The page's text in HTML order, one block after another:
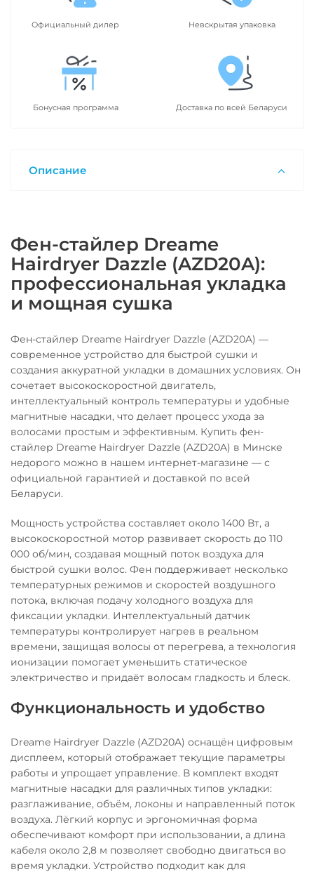
Официальный дилер Невскрытая упаковка
Бонусная программа Доставка по всей Беларуси
Описание
Фен-стайлер Dreame
Hairdryer Dazzle (AZD20A):
профессиональная укладка
и мощная сушка
Фен-стайлер Dreame Hairdryer Dazzle (AZD20A) —
современное устройство для быстрой сушки и
создания аккуратной укладки в домашних условиях. Он
сочетает высокоскоростной двигатель,
интеллектуальный контроль температуры и удобные
магнитные насадки, что делает процесс ухода за
волосами простым и эффективным. Купить фен-
стайлер Dreame Hairdryer Dazzle (AZD20A) в Минске
недорого можно в нашем интернет-магазине — с
официальной гарантией и доставкой по всей
Беларуси.
Мощность устройства составляет около 1400 Вт, а
высокоскоростной мотор развивает скорость до 110
000 об/мин, создавая мощный поток воздуха для
быстрой сушки волос. Фен поддерживает несколько
температурных режимов и скоростей воздушного
потока, включая подачу холодного воздуха для
фиксации укладки. Интеллектуальный датчик
температуры контролирует нагрев в реальном
времени, защищая волосы от перегрева, а технология
ионизации помогает уменьшить статическое
электричество и придаёт волосам гладкость и блеск.
Функциональность и удобство
Dreame Hairdryer Dazzle (AZD20A) оснащён цифровым
дисплеем, который отображает текущие параметры
работы и упрощает управление. В комплект входят
магнитные насадки для различных типов укладки:
разглаживание, объём, локоны и направленный поток
воздуха. Лёгкий корпус и эргономичная форма
обеспечивают комфорт при использовании, а длина
кабеля около 2,8 м позволяет свободно двигаться во
время укладки. Устройство подходит как для